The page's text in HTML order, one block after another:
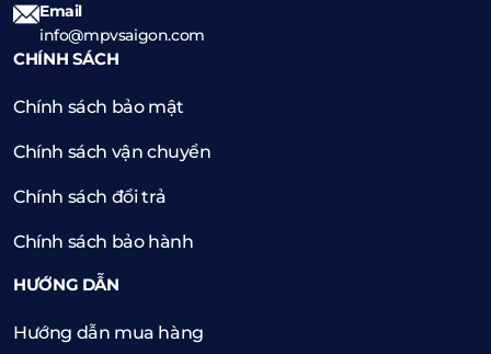
Email
info@mpvsaigon.com
CHÍNH SÁCH
Chính sách bảo mật
Chính sách vận chuyển
Chính sách đổi trả
Chính sách bảo hành
HƯỚNG DẪN
Hướng dẫn mua hàng